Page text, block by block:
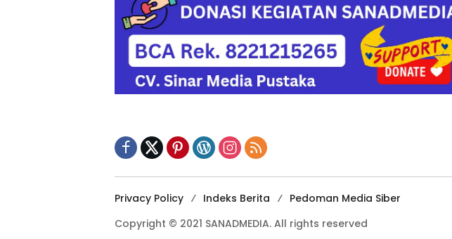
Privacy Policy Indeks Berita
Pedoman Media Siber
Copyright © 2021 SANADMEDIA. All rights reserved